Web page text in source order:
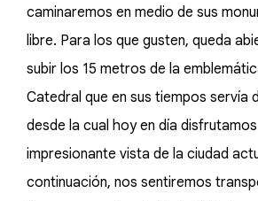
caminaremos en medio de sus
libre. Para los que gusten, queda
subir los 15 metros de la
Catedral que en sus tiempos servía
desde la cual hoy en día
impresionante vista de la ciudad
continuación, nos sentiremos